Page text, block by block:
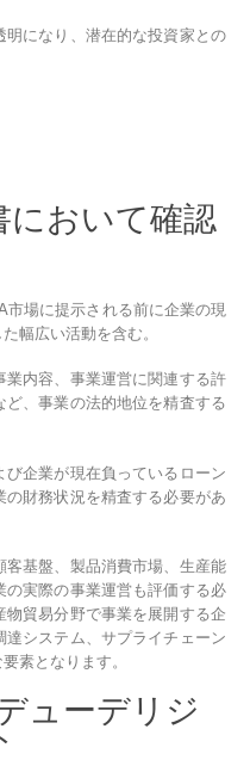
になり、潜在的な投資家との
において確認
場に提示される前に企業の現
幅広い活動を含む。
業内容、事業運営に関連する許
、事業の法的地位を精査する
企業が現在負っているローン
財務状況を精査する必要があ
基盤、製品消費市場、生産能
実際の事業運営も評価する必
貿易分野で事業を展開する企
システム、サプライチェーン
素となります。
ューデリジ